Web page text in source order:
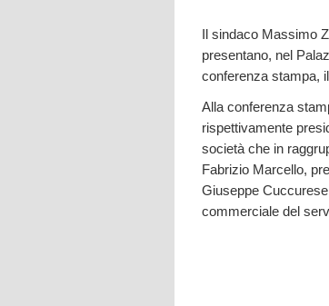
Il sindaco Massimo
presentano, nel
conferenza stampa,
Alla conferenza
rispettivamente
società che in
Fabrizio Marcello,
Giuseppe
commerciale del